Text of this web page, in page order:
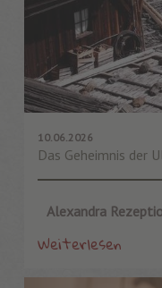
10.06.2026
Das Geheimnis der
Alexandra
Weiterlesen